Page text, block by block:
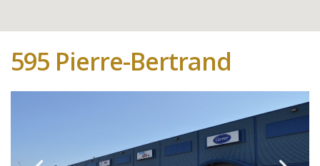
595 Pierre-Bertrand